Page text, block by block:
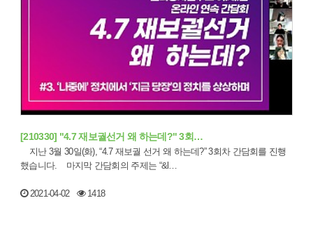
[210330] "4.7 재보궐선거 왜 하는데?" 3회…
했습니다. 마지막 간담회의 주제는 “&l…
2021-04-02 1418